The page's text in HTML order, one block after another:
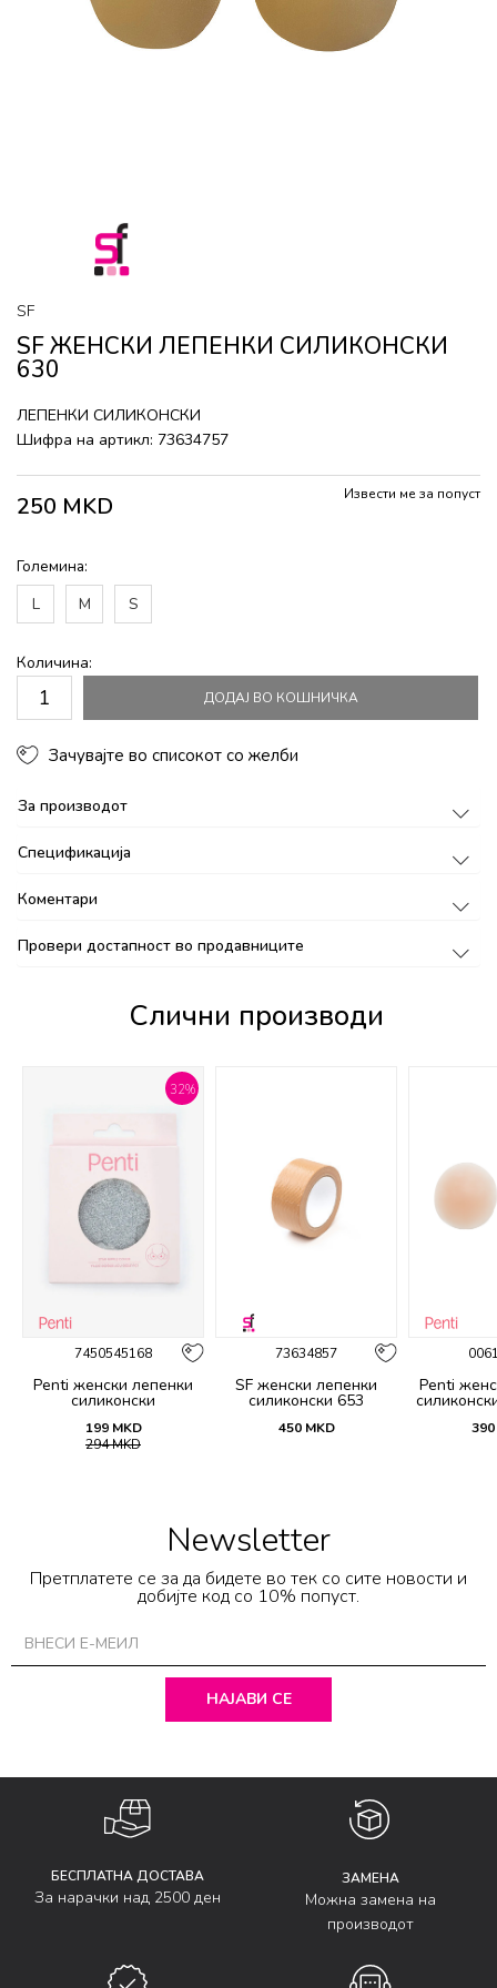
SF
SF ЖЕНСКИ ЛЕПЕНКИ СИЛИКОНСКИ
630
ЛЕПЕНКИ СИЛИКОНСКИ
Шифра на артикл: 73634757
250 MKD Извести ме за попуст
Големина:
L
M S
Количина:
ДОДАЈ ВО КОШНИЧКА
Зачувајте во списокот со желби
За производот
Спецификација
Коментари
Провери достапност во продавниците
Слични производи
32%
7450545168
Penti женски лепенки
силиконски
199 MKD
294MKD
73634857
SF женски лепенки
силиконски 653
450 MKD
Penti
390
Newsletter
Претплатете се за да бидете во тек со сите новости и
добијте код со 10% попуст.
НАЈАВИ СЕ
БЕСПЛАТНА ДОСТАВА
За нарачки над 2500 ден
ЗАМЕНА
Можна замена на
производот